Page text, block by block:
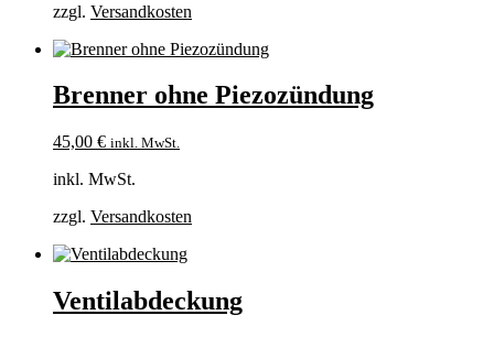
zzgl. Versandkosten
Brenner ohne Piezozündung
45,00 € inkl. MwSt.
inkl. MwSt.
zzgl. Versandkosten
Ventilabdeckung